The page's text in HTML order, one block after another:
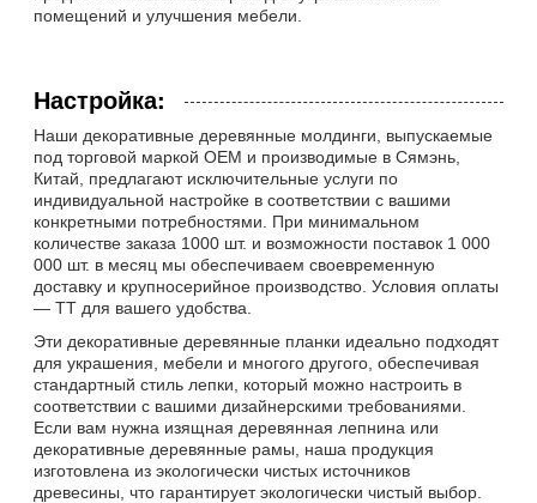
помещений и улучшения мебели.
Настройка:
Наши декоративные деревянные молдинги, выпускаемые
под торговой маркой OEM и производимые в Сямэнь,
Китай, предлагают исключительные услуги по
индивидуальной настройке в соответствии с вашими
конкретными потребностями. При минимальном
количестве заказа 1000 шт. и возможности поставок 1 000
000 шт. в месяц мы обеспечиваем своевременную
доставку и крупносерийное производство. Условия оплаты
— ТТ для вашего удобства.
Эти декоративные деревянные планки идеально подходят
для украшения, мебели и многого другого, обеспечивая
стандартный стиль лепки, который можно настроить в
соответствии с вашими дизайнерскими требованиями.
Если вам нужна изящная деревянная лепнина или
декоративные деревянные рамы, наша продукция
изготовлена ​​из экологически чистых источников
древесины, что гарантирует экологически чистый выбор.